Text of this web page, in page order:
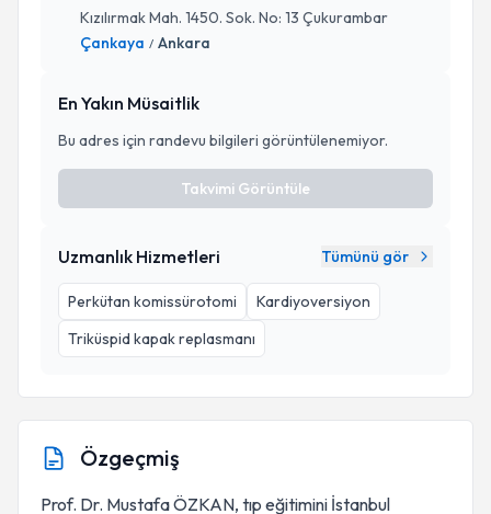
Kızılırmak Mah. 1450. Sok. No: 13 Çukurambar
Çankaya / Ankara
En Yakın Müsaitlik
Bu adres için randevu bilgileri görüntülenemiyor.
Takvimi Görüntüle
Uzmanlık Hizmetleri Tümünü gör
Perkütan komissürotomi
Kardiyoversiyon
Triküspid kapak replasmanı
Özgeçmiş
Prof. Dr. Mustafa ÖZKAN, tıp eğitimini İstanbul